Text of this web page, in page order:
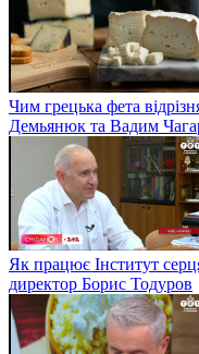
Чим грецька фета
Демьянюк та Вадим
Як працює Інститут
директор Борис Тодуров